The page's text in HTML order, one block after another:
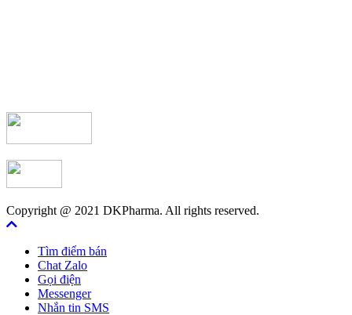
Copyright @ 2021 DKPharma. All rights reserved.
Tìm điểm bán
Chat Zalo
Gọi điện
Messenger
Nhắn tin SMS